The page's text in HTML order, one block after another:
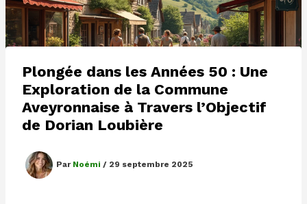
Plongée dans les Années 50 : Une
Exploration de la Commune
Aveyronnaise à Travers l’Objectif
de Dorian Loubière
Par Noémi / 29 septembre 2025